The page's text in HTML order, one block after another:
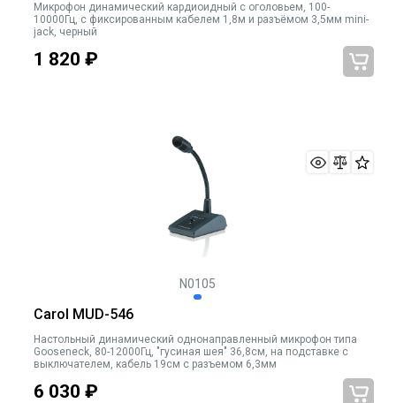
Микрофон динамический кардиоидный с оголовьем, 100-
10000Гц, с фиксированным кабелем 1,8м и разъёмом 3,5мм mini-
jack, черный
1 820 ₽
N0105
Carol MUD-546
Настольный динамический однонаправленный микрофон типа
Gooseneck, 80-12000Гц, "гусиная шея" 36,8см, на подставке с
выключателем, кабель 19см с разъемом 6,3мм
6 030 ₽